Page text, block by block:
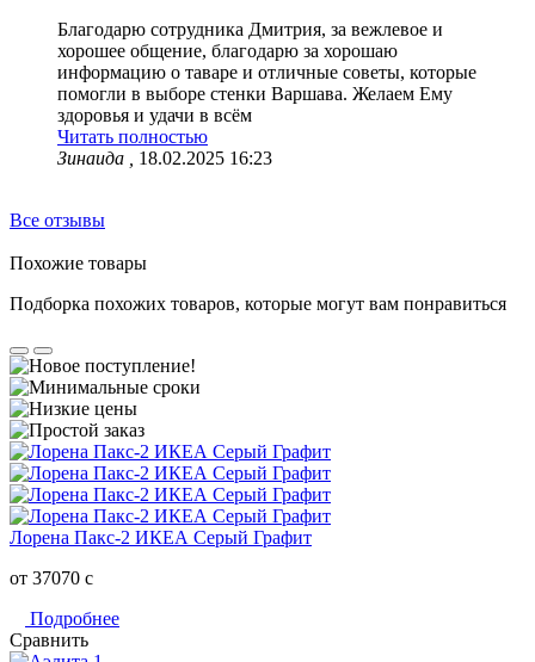
Благодарю сотрудника Дмитрия, за вежлевое и
хорошее общение, благодарю за хорошаю
информацию о таваре и отличные советы, которые
помогли в выборе стенки Варшава. Желаем Ему
здоровья и удачи в всём
Читать полностью
Зинаида ,
18.02.2025 16:23
Все отзывы
Похожие товары
Подборка похожих товаров, которые могут вам понравиться
Лорена Пакс-2 ИКЕА Серый Графит
от 37070 c
Подробнее
Сравнить